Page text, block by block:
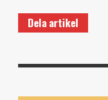
Dela artikel